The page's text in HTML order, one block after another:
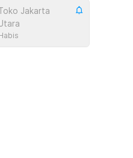
Jakarta